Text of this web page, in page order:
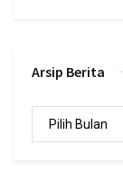
Arsip Berita